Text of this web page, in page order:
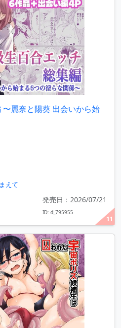
11
麗奈と陽葵 出会いから始
えて
発売日：2026/07/21
ID: d_795955